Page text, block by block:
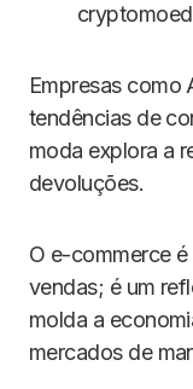
Empresas como
tendências de
moda explora a
devoluções.
O e-commerce
vendas; é um
molda a
mercados de